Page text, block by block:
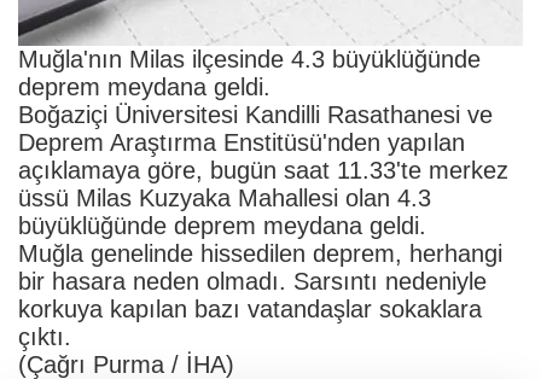
Muğla'nın Milas ilçesinde 4.3 büyüklüğünde
deprem meydana geldi.
Boğaziçi Üniversitesi Kandilli Rasathanesi ve
Deprem Araştırma Enstitüsü'nden yapılan
açıklamaya göre, bugün saat 11.33'te merkez
üssü Milas Kuzyaka Mahallesi olan 4.3
büyüklüğünde deprem meydana geldi.
Muğla genelinde hissedilen deprem, herhangi
bir hasara neden olmadı. Sarsıntı nedeniyle
korkuya kapılan bazı vatandaşlar sokaklara
çıktı.
(Çağrı Purma / İHA)